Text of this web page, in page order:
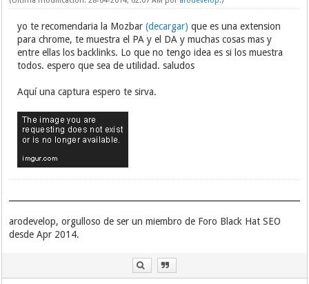
yo te recomendaria la Mozbar(decargar) que es una extension
para chrome, te muestra el PA y el DA y muchas cosas mas y
entre ellas los backlinks. Lo que no tengo idea es si los muestra
todos. espero que sea de utilidad. saludos
Aquí una captura espero te sirva.
arodevelop, orgulloso de ser un miembro de Foro Black Hat SEO
desde Apr 2014.